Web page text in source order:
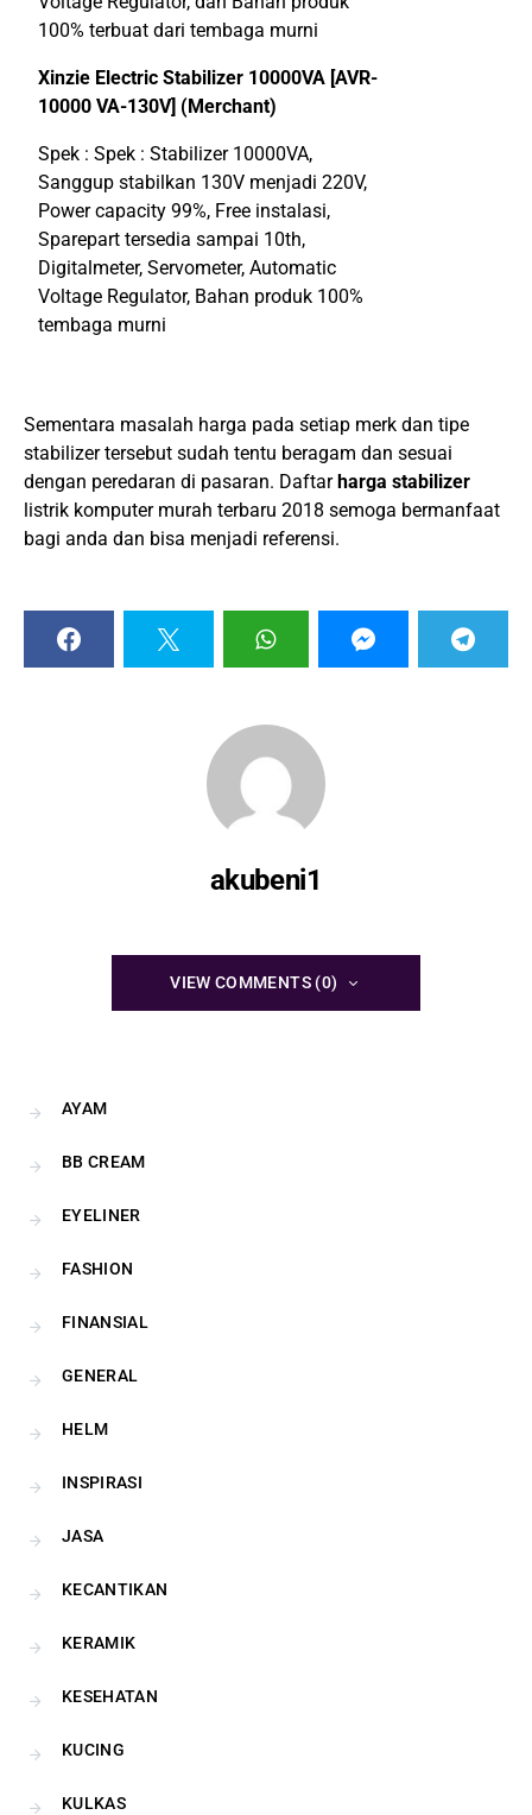
100% terbuat dari tembaga murni
Xinzie Electric Stabilizer 10000VA [AVR-
10000 VA-130V] (Merchant)
Spek : Spek : Stabilizer 10000VA,
Sanggup stabilkan 130V menjadi 220V,
Power capacity 99%, Free instalasi,
Sparepart tersedia sampai 10th,
Digitalmeter, Servometer, Automatic
Voltage Regulator, Bahan produk 100%
tembaga murni
Sementara masalah harga pada setiap merk dan tipe
stabilizer tersebut sudah tentu beragam dan sesuai
dengan peredaran di pasaran. Daftarharga stabilizer
listrik komputer murah terbaru 2018 semoga bermanfaat
bagi anda dan bisa menjadi referensi.
akubeni1
VIEW COMMENTS (0)
AYAM
BB CREAM
EYELINER
FASHION
FINANSIAL
GENERAL
HELM
INSPIRASI
JASA
KECANTIKAN
KERAMIK
KESEHATAN
KUCING
KULKAS